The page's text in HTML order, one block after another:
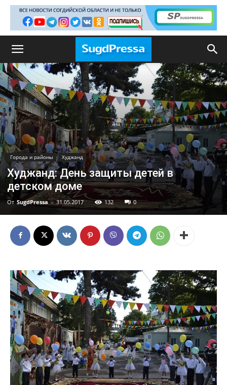
Города и районы Худжанд
Худжанд: День защиты детей в
детском доме
От SugdPressa - 31.05.2017 132 0